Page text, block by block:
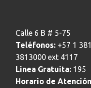
Calle 6 B # 5-75
Teléfonos: +57 1
3813000 ext 4117
Linea Gratuita: 195
Horario de